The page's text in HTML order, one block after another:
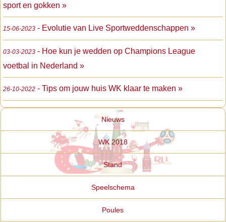
sport en gokken »
15-06-2023 - Evolutie van Live Sportweddenschappen »
03-03-2023 - Hoe kun je wedden op Champions League
voetbal in Nederland »
26-10-2022 - Tips om jouw huis WK klaar te maken »
Nieuws
WK 2018
Stand
Speelschema
Poules